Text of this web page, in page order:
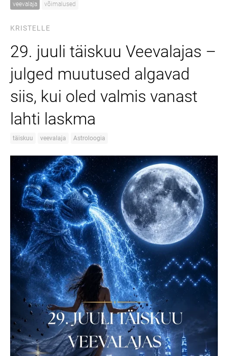
veevalaja
võimalused
KRISTELLE
29. juuli täiskuu Veevalajas –
julged muutused algavad
siis, kui oled valmis vanast
lahti laskma
täiskuu veevalaja Astroloogia